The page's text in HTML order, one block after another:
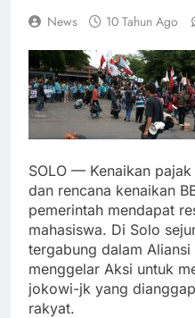
News 10 Tahun Ago
SOLO — Kenaikan
dan rencana kenaikan
pemerintah mendapat
mahasiswa. Di Solo
tergabung dalam Aliansi
menggelar Aksi untuk
jokowi-jk yang
rakyat.